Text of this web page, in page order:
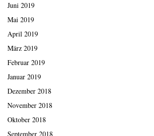
Juni 2019
Mai 2019
April 2019
März 2019
Februar 2019
Januar 2019
Dezember 2018
November 2018
Oktober 2018
September 2018